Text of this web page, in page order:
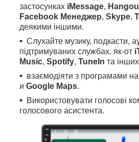
застосунках iMessage,
Facebook Менеджер, Skype,
деякими іншими.
Слухайте музику, подкасти,
підтримуваних службах, як-от
Music, Spotify, TuneIn та
взаємодіяти з програмами
и Google Maps.
Використовувати голосові
голосового асистента.